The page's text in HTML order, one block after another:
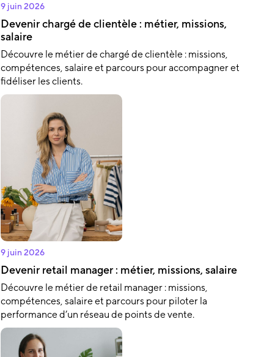
9 juin 2026
Devenir chargé de clientèle : métier, missions,
salaire
Découvre le métier de chargé de clientèle : missions,
compétences, salaire et parcours pour accompagner et
fidéliser les clients.
9 juin 2026
Devenir retail manager : métier, missions, salaire
Découvre le métier de retail manager : missions,
compétences, salaire et parcours pour piloter la
performance d’un réseau de points de vente.